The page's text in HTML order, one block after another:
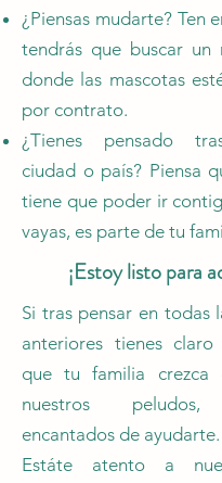
¿Piensas mudarte? Ten
tendrás que buscar un
donde las mascotas
por contrato.
¿Tienes pensado
ciudad o país? Piensa
tiene que poder ir
vayas, es parte de tu
¡Estoy listo para
Si tras pensar en todas
anteriores tienes
que tu familia crezca
nuestros peludos,
encantados de ayudarte.
Estáte atento a